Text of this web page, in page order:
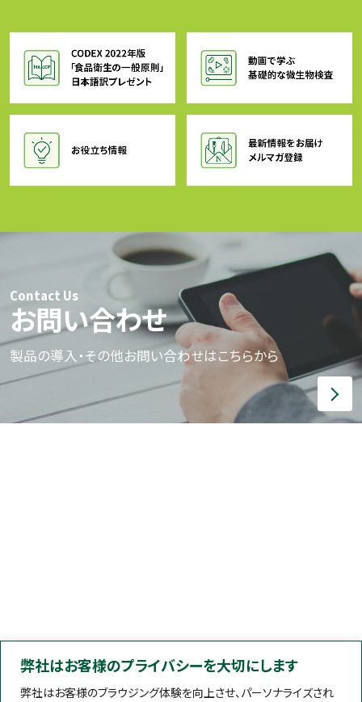
弊社はお客様のプライバシーを大切にします
弊社はお客様のブラウジング体験を向上させ、パーソナライズされ
Contact Us
お問い合わせ
製品の導入・その他お問い合わせはこちらから